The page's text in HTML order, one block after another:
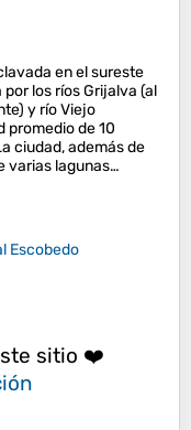
en el sureste
los ríos Grijalva (al
y río Viejo
promedio de 10
ciudad, además de
varias lagunas…
Escobedo
sitio ❤️